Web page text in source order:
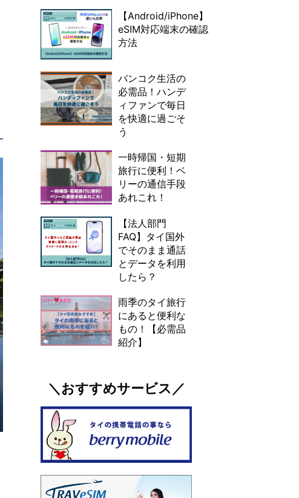
【Android/iPhone】
eSIM対応端末の確認
方法
バンコク生活の
必需品！ハンデ
ィファンで毎日
を快適に過ごそ
う
一時帰国・短期
旅行に便利！ベ
リーの通信手段
あれこれ！
【法人部門
FAQ】タイ国外
でそのまま通話
とデータを利用
したら？
雨季のタイ旅行
にあると便利な
もの！【必需品
紹介】
＼おすすめサービス／